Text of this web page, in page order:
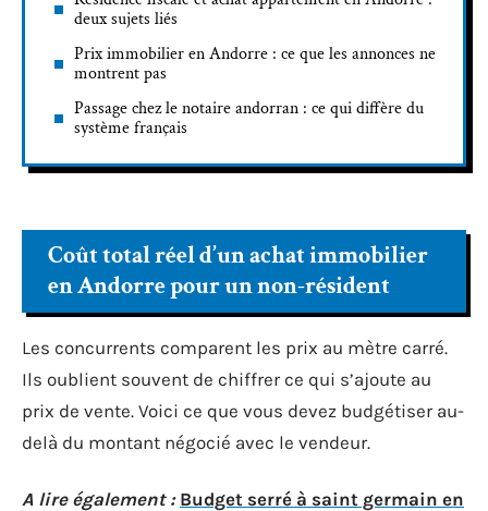
deux sujets liés
Prix immobilier en Andorre : ce que les annonces ne
montrent pas
Passage chez le notaire andorran : ce qui diffère du
système français
Coût total réel d’un achat immobilier
en Andorre pour un non-résident
Les concurrents comparent les prix au mètre carré.
Ils oublient souvent de chiffrer ce qui s’ajoute au
prix de vente. Voici ce que vous devez budgétiser au-
delà du montant négocié avec le vendeur.
A lire également : Budget serré à saint germain en